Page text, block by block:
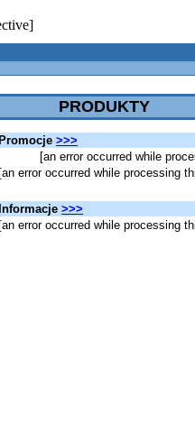
PRODUKTY
Promocje >>>
[an error occurred while
[an error occurred while processing
Informacje >>>
[an error occurred while processing